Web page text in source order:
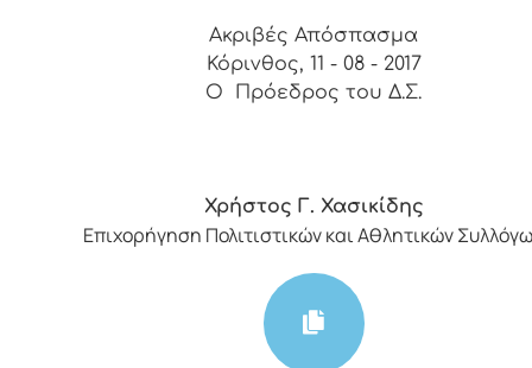
Ακριβές Απόσπασμα
Κόρινθος, 11 - 08 - 2017
Ο Πρόεδρος του Δ.Σ.
Χρήστος Γ. Χασικίδης
Επιχορήγηση Πολιτιστικών και Αθλητικών